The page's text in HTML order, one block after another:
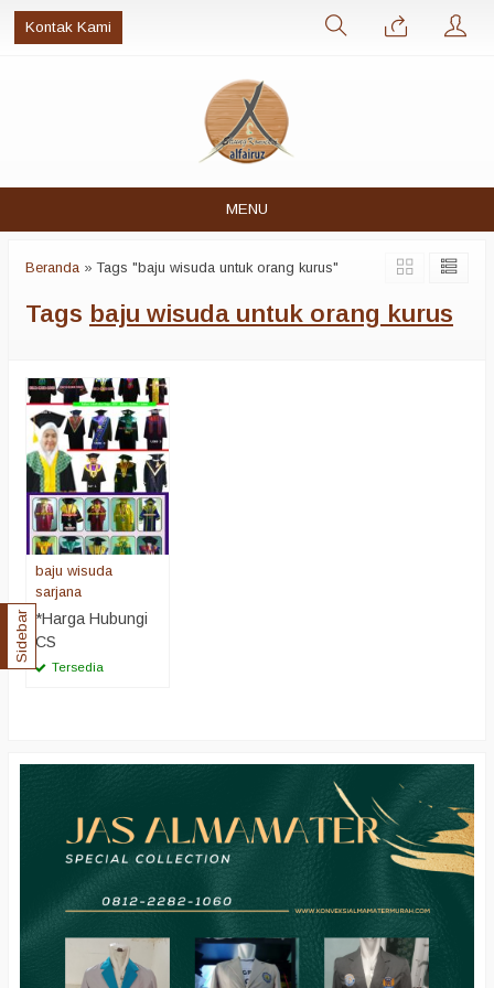
Kontak Kami
MENU
Beranda »Tags "baju wisuda untuk orang kurus"
Tags baju wisuda untuk orang kurus
baju wisuda
sarjana
*Harga Hubungi
CS
Tersedia
Sidebar